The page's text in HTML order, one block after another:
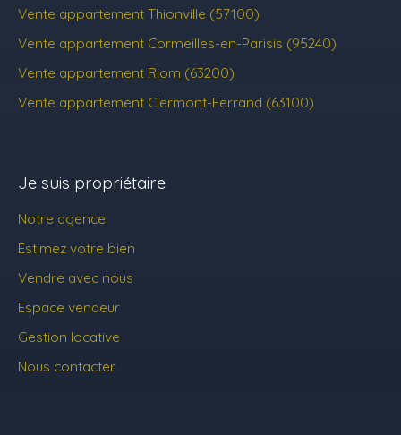
Vente appartement Thionville (57100)
Vente appartement Cormeilles-en-Parisis (95240)
Vente appartement Riom (63200)
Vente appartement Clermont-Ferrand (63100)
Je suis propriétaire
Notre agence
Estimez votre bien
Vendre avec nous
Espace vendeur
Gestion locative
Nous contacter